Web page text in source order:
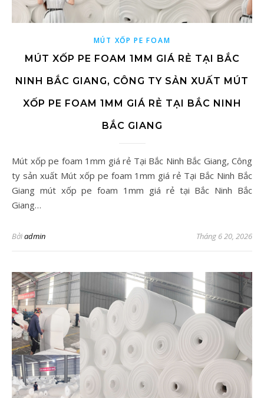
MÚT XỐP PE FOAM
MÚT XỐP PE FOAM 1MM GIÁ RẺ TẠI BẮC
NINH BẮC GIANG, CÔNG TY SẢN XUẤT MÚT
XỐP PE FOAM 1MM GIÁ RẺ TẠI BẮC NINH
BẮC GIANG
Mút xốp pe foam 1mm giá rẻ Tại Bắc Ninh Bắc Giang, Công
ty sản xuất Mút xốp pe foam 1mm giá rẻ Tại Bắc Ninh Bắc
Giang mút xốp pe foam 1mm giá rẻ tại Bắc Ninh Bắc
Giang…
Bởiadmin Tháng 6 20, 2026